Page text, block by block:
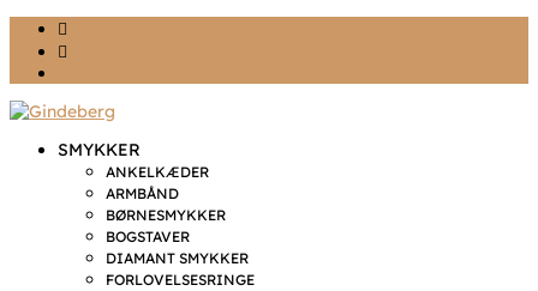
SMYKKER
ANKELKÆDER
ARMBÅND
BØRNESMYKKER
BOGSTAVER
DIAMANT SMYKKER
FORLOVELSESRINGE